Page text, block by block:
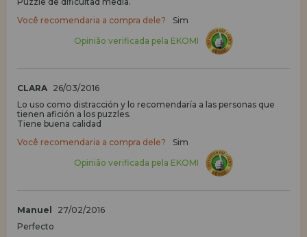
Você recomendaria a compra dele?
Sim
Opinião verificada pela EKOMI
CLARA 26/03/2016
Lo uso como distracción y lo recomendaría a las personas que
tienen afición a los puzzles.
Tiene buena calidad
Você recomendaria a compra dele?
Sim
Opinião verificada pela EKOMI
Manuel
27/02/2016
Perfecto